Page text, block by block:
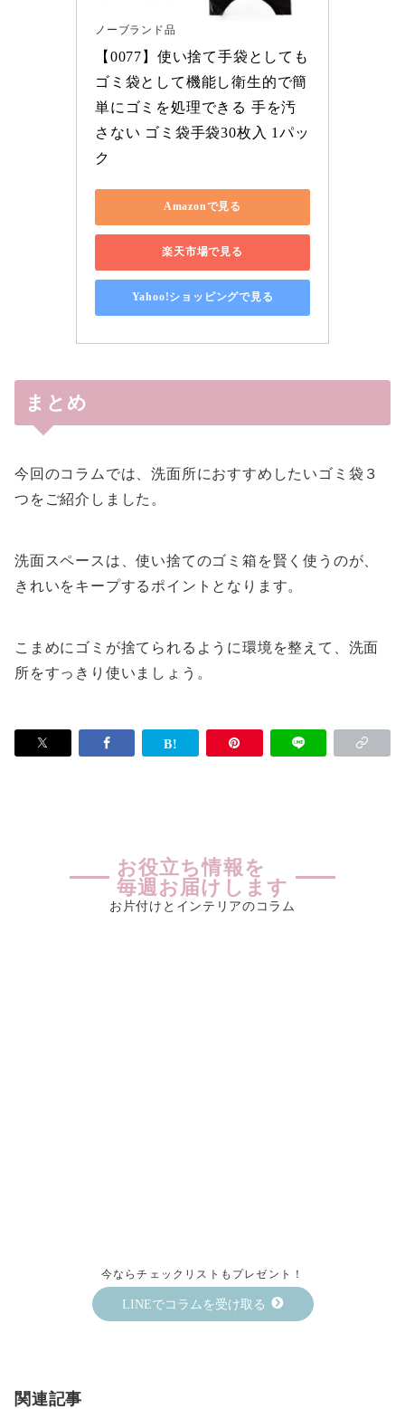
ノーブランド品
【0077】使い捨て手袋としても
ゴミ袋として機能し衛生的で簡
単にゴミを処理できる 手を汚
さない ゴミ袋手袋30枚入 1パッ
ク
Amazonで見る
楽天市場で見る
Yahoo!ショッピングで見る
まとめ
今回のコラムでは、洗面所におすすめしたいゴミ袋３
つをご紹介しました。
洗面スペースは、使い捨てのゴミ箱を賢く使うのが、
きれいをキープするポイントとなります。
こまめにゴミが捨てられるように環境を整えて、洗面
所をすっきり使いましょう。
お役立ち情報を
毎週お届けします
お片付けとインテリアのコラム
今ならチェックリストもプレゼント！
LINEでコラムを受け取る
関連記事